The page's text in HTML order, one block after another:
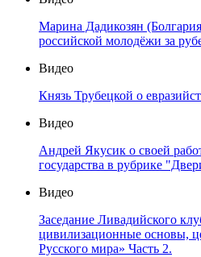
Марина Дадикозян
российской молодёжи за
Видео
Князь Трубецкой о
Видео
Андрей Якусик о своей
государства в рубрике
Видео
Заседание Ливадийского
цивилизационные основы,
Русского мира» Часть 2.